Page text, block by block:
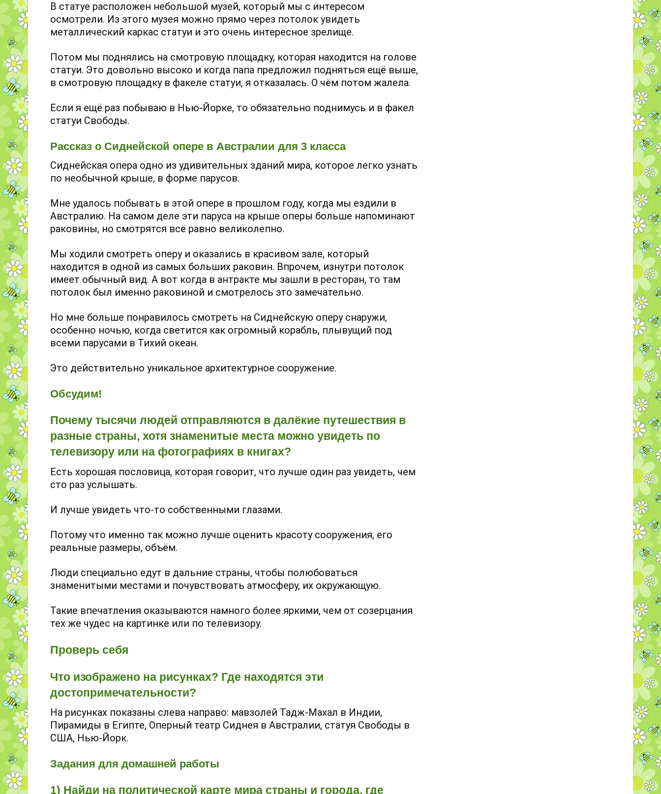
В статуе расположен небольшой музей, который мы с интересом
осмотрели. Из этого музея можно прямо через потолок увидеть
металлический каркас статуи и это очень интересное зрелище.
Потом мы поднялись на смотровую площадку, которая находится на голове
статуи. Это довольно высоко и когда папа предложил подняться ещё выше,
в смотровую площадку в факеле статуи, я отказалась. О чём потом жалела.
Если я ещё раз побываю в Нью-Йорке, то обязательно поднимусь и в факел
статуи Свободы.
Рассказ о Сиднейской опере в Австралии для 3 класса
Сиднейская опера одно из удивительных зданий мира, которое легко узнать
по необычной крыше, в форме парусов.
Мне удалось побывать в этой опере в прошлом году, когда мы ездили в
Австралию. На самом деле эти паруса на крыше оперы больше напоминают
раковины, но смотрятся всё равно великолепно.
Мы ходили смотреть оперу и оказались в красивом зале, который
находится в одной из самых больших раковин. Впрочем, изнутри потолок
имеет обычный вид. А вот когда в антракте мы зашли в ресторан, то там
потолок был именно раковиной и смотрелось это замечательно.
Но мне больше понравилось смотреть на Сиднейскую оперу снаружи,
особенно ночью, когда светится как огромный корабль, плывущий под
всеми парусами в Тихий океан.
Это действительно уникальное архитектурное сооружение.
Обсудим!
Почему тысячи людей отправляются в далёкие путешествия в
разные страны, хотя знаменитые места можно увидеть по
телевизору или на фотографиях в книгах?
Есть хорошая пословица, которая говорит, что лучше один раз увидеть, чем
сто раз услышать.
И лучше увидеть что-то собственными глазами.
Потому что именно так можно лучше оценить красоту сооружения, его
реальные размеры, объём.
Люди специально едут в дальние страны, чтобы полюбоваться
знаменитыми местами и почувствовать атмосферу, их окружающую.
Такие впечатления оказываются намного более яркими, чем от созерцания
тех же чудес на картинке или по телевизору.
Проверь себя
Что изображено на рисунках? Где находятся эти
достопримечательности?
На рисунках показаны слева направо: мавзолей Тадж-Махал в Индии,
Пирамиды в Египте, Оперный театр Сиднея в Австралии, статуя Свободы в
США, Нью-Йорк.
Задания для домашней работы
1) Найди на политической карте мира страны и города, где